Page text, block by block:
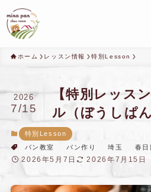
ホーム レッスン情報 特別Lesson
【特別レッス
ル（ぼうしぱん
2026
7/15
特別Lesson
パン教室
パン作り 埼玉 春日
2026年5月7日 2026年7月15日